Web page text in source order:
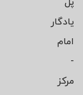
یادگار
امام
-
مرکز